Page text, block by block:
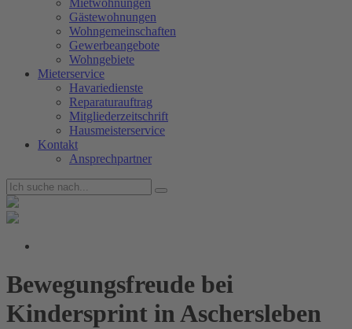
Mietwohnungen
Gästewohnungen
Wohngemeinschaften
Gewerbeangebote
Wohngebiete
Mieterservice
Havariedienste
Reparaturauftrag
Mitgliederzeitschrift
Hausmeisterservice
Kontakt
Ansprechpartner
Bewegungsfreude bei
Kindersprint in Aschersleben